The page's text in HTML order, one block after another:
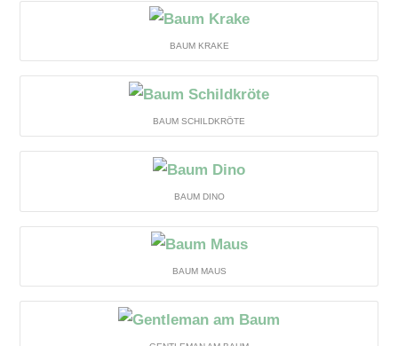
BAUM KRAKE
BAUM SCHILDKRÖTE
BAUM DINO
BAUM MAUS